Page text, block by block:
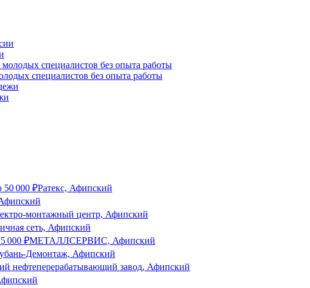
специалистов без опыта работы
50 000 ₽Ратекс, Афипский
монтажный центр, Афипский
сеть, Афипский
000 ₽МЕТАЛЛСЕРВИС, Афипский
Демонтаж, Афипский
нефтеперерабатывающий завод, Афипский